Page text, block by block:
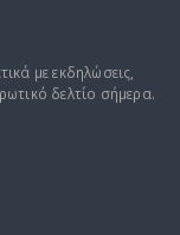
με εκδηλώσεις,
δελτίο σήμερα.